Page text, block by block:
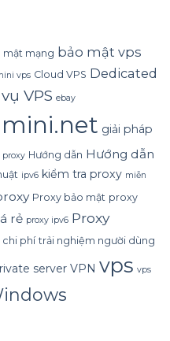
mật mạng bảo mật vps
vps Cloud VPS Dedicated
VPS ebay
giải pháp
proxy Hướng dẫn Hướng dẫn
ipv6 kiểm tra proxy miễn
Proxy bảo mật proxy
rẻ proxy ipv6 Proxy
chi phí trải nghiệm người dùng
server VPN vps vps